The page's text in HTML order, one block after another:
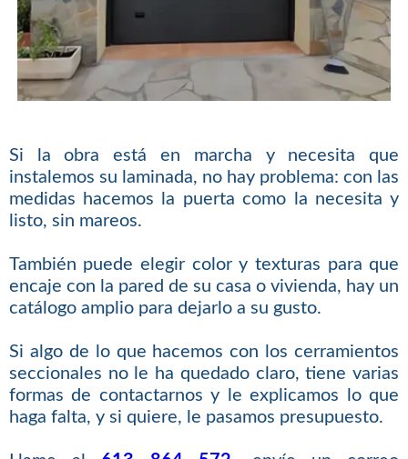
Si la obra está en marcha y necesita que
instalemos su laminada, no hay problema: con las
medidas hacemos la puerta como la necesita y
listo, sin mareos.
También puede elegir color y texturas para que
encaje con la pared de su casa o vivienda, hay un
catálogo amplio para dejarlo a su gusto.
Si algo de lo que hacemos con los cerramientos
seccionales no le ha quedado claro, tiene varias
formas de contactarnos y le explicamos lo que
haga falta, y si quiere, le pasamos presupuesto.